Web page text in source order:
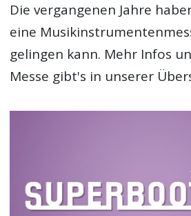
Die vergangenen Jahre
eine
gelingen kann. Mehr Infos
Messe gibt's in unserer